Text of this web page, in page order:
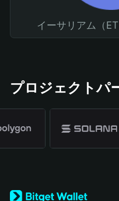
イーサリアム（
プロジェクトパ